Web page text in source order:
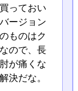
っておい
ージョン
ものはク
ので、長
が痛くな
決だな。